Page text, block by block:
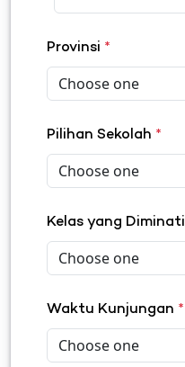
Provinsi *
Pilihan Sekolah *
Kelas yang Diminati
Waktu Kunjungan *